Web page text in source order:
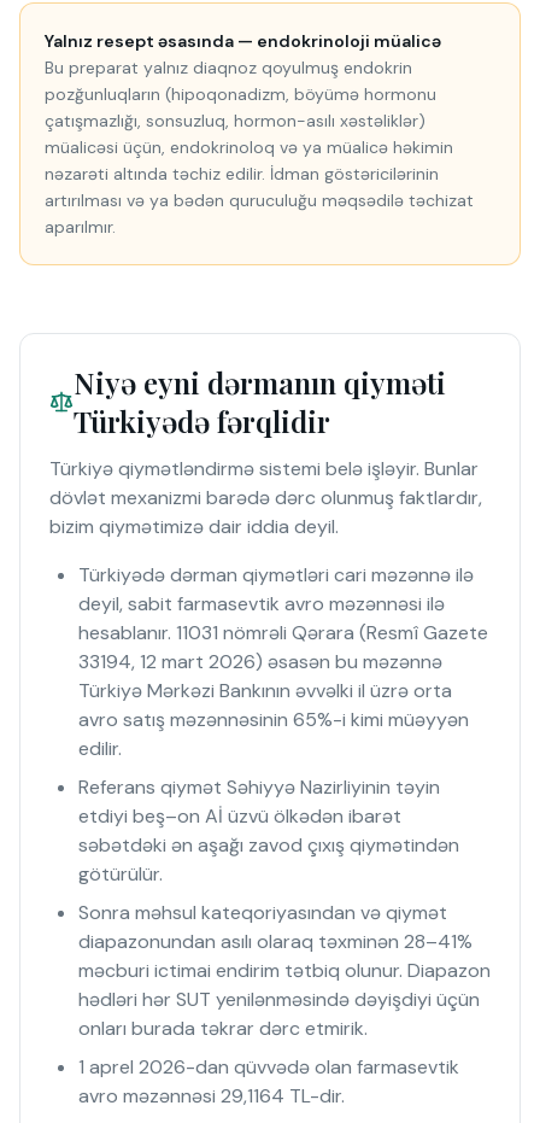
Yalnız resept əsasında — endokrinoloji müalicə
Bu preparat yalnız diaqnoz qoyulmuş endokrin
pozğunluqların (hipoqonadizm, böyümə hormonu
çatışmazlığı, sonsuzluq, hormon-asılı xəstəliklər)
müalicəsi üçün, endokrinoloq və ya müalicə həkimin
nəzarəti altında təchiz edilir. İdman göstəricilərinin
artırılması və ya bədən quruculuğu məqsədilə təchizat
aparılmır.
Niyə eyni dərmanın qiyməti
Türkiyədə fərqlidir
Türkiyə qiymətləndirmə sistemi belə işləyir. Bunlar
dövlət mexanizmi barədə dərc olunmuş faktlardır,
bizim qiymətimizə dair iddia deyil.
Türkiyədə dərman qiymətləri cari məzənnə ilə
deyil, sabit farmasevtik avro məzənnəsi ilə
hesablanır. 11031 nömrəli Qərara (Resmî Gazete
33194, 12 mart 2026) əsasən bu məzənnə
Türkiyə Mərkəzi Bankının əvvəlki il üzrə orta
avro satış məzənnəsinin 65%-i kimi müəyyən
edilir.
Referans qiymət Səhiyyə Nazirliyinin təyin
etdiyi beş–on Aİ üzvü ölkədən ibarət
səbətdəki ən aşağı zavod çıxış qiymətindən
götürülür.
Sonra məhsul kateqoriyasından və qiymət
diapazonundan asılı olaraq təxminən 28–41%
məcburi ictimai endirim tətbiq olunur. Diapazon
hədləri hər SUT yenilənməsində dəyişdiyi üçün
onları burada təkrar dərc etmirik.
1 aprel 2026-dan qüvvədə olan farmasevtik
avro məzənnəsi 29,1164 TL-dir.